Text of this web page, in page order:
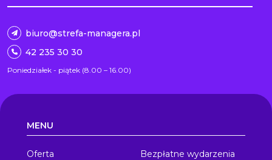
biuro@strefa-managera.pl
42 235 30 30
Poniedziałek - piątek (8.00 – 16.00)
MENU
Oferta
Bezpłatne wydarzenia